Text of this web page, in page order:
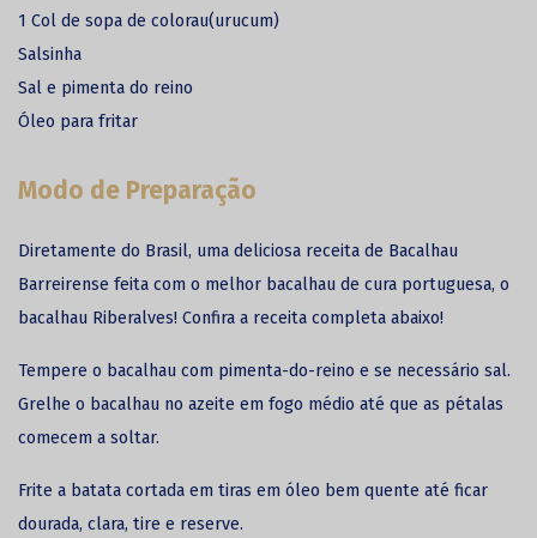
1 Col de sopa de colorau(urucum)
Salsinha
Sal e pimenta do reino
Óleo para fritar
Modo de Preparação
Diretamente do Brasil, uma deliciosa receita de Bacalhau
Barreirense feita com o melhor bacalhau de cura portuguesa, o
bacalhau Riberalves! Confira a receita completa abaixo!
Tempere o bacalhau com pimenta-do-reino e se necessário sal.
Grelhe o bacalhau no azeite em fogo médio até que as pétalas
comecem a soltar.
Frite a batata cortada em tiras em óleo bem quente até ficar
dourada, clara, tire e reserve.